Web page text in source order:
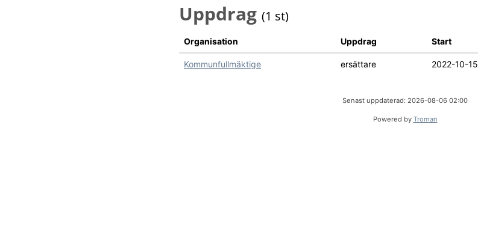
Uppdrag (1 st)
Organisation Uppdrag Start
Kommunfullmäktige ersättare 2022-10-15
Senast uppdaterad: 2026-08-06 02:00
Powered by Troman